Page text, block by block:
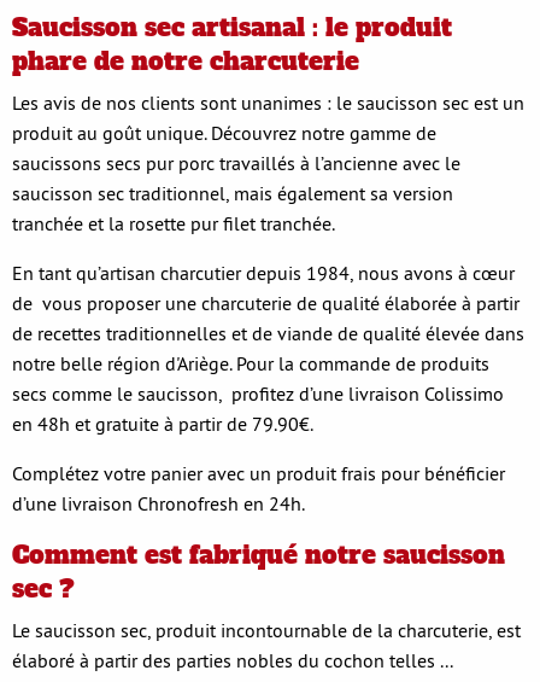
Saucisson sec artisanal : le produit
phare de notre charcuterie
Les avis de nos clients sont unanimes : le saucisson sec est un
produit au goût unique. Découvrez notre gamme de
saucissons secs pur porc travaillés à l’ancienne avec le
saucisson sec traditionnel, mais également sa version
tranchée et la rosette pur filet tranchée.
En tant qu’artisan charcutier depuis 1984, nous avons à cœur
de vous proposer une charcuterie de qualité élaborée à partir
de recettes traditionnelles et de viande de qualité élevée dans
notre belle région d'Ariège. Pour la commande de produits
secs comme le saucisson, profitez d’une livraison Colissimo
en 48h et gratuite à partir de 79.90€.
Complétez votre panier avec un produit frais pour bénéficier
d’une livraison Chronofresh en 24h.
Comment est fabriqué notre saucisson
sec ?
Le saucisson sec, produit incontournable de la charcuterie, est
élaboré à partir des parties nobles du cochon telles ...